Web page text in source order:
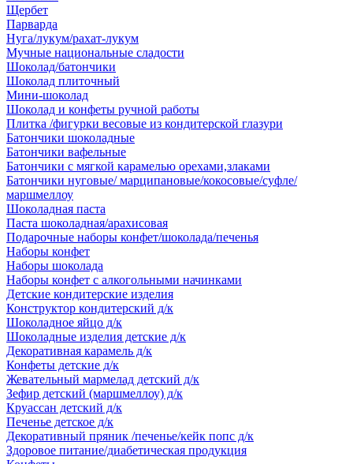
Щербет
Парварда
Нуга/лукум/рахат-лукум
Мучные национальные сладости
Шоколад/батончики
Шоколад плиточный
Мини-шоколад
Шоколад и конфеты ручной работы
Плитка /фигурки весовые из кондитерской глазури
Батончики шоколадные
Батончики вафельные
Батончики с мягкой карамелью орехами,злаками
Батончики нуговые/ марципановые/кокосовые/суфле/
маршмеллоу
Шоколадная паста
Паста шоколадная/арахисовая
Подарочные наборы конфет/шоколада/печенья
Наборы конфет
Наборы шоколада
Наборы конфет с алкогольными начинками
Детские кондитерские изделия
Конструктор кондитерский д/к
Шоколадное яйцо д/к
Шоколадные изделия детские д/к
Декоративная карамель д/к
Конфеты детские д/к
Жевательный мармелад детский д/к
Зефир детский (маршмеллоу) д/к
Круассан детский д/к
Печенье детское д/к
Декоративный пряник /печенье/кейк попс д/к
Здоровое питание/диабетическая продукция